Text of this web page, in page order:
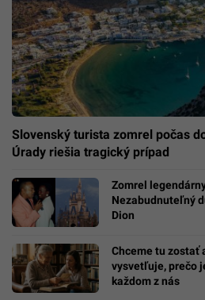
Slovenský turista zomrel počas
Úrady riešia tragický prípad
Zomrel
Nezabudnuteľný
Dion
Chceme tu zostať
vysvetľuje, prečo
každom z nás